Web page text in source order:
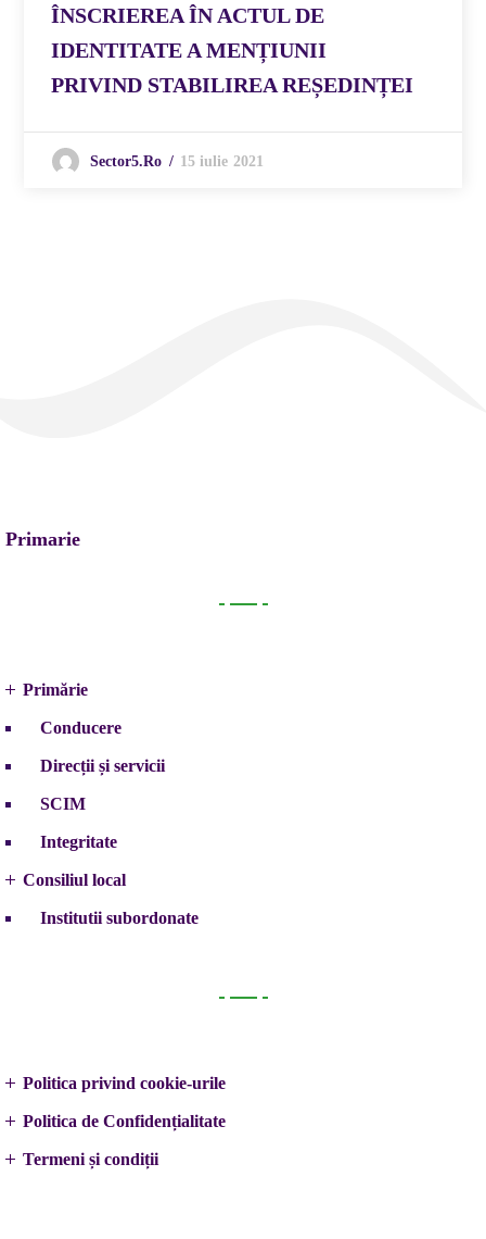
ÎNSCRIEREA ÎN ACTUL DE
IDENTITATE A MENȚIUNII
PRIVIND STABILIREA REȘEDINȚEI
Sector5.ro 15 iulie 2021
Primarie
Primărie
Conducere
Direcții și servicii
SCIM
Integritate
Consiliul local
Institutii subordonate
Politica privind cookie-urile
Politica de Confidențialitate
Termeni și condiții